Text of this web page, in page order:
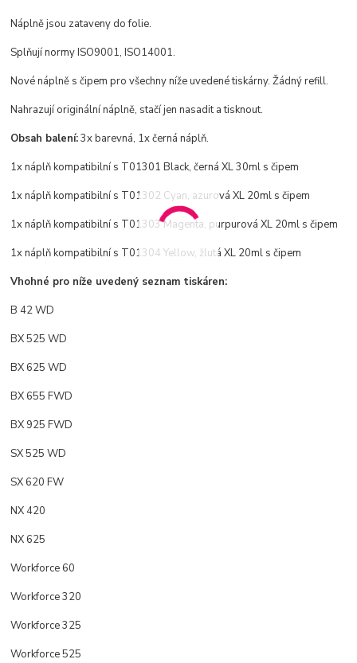
Náplně jsou zataveny do folie.
Splňují normy ISO9001, ISO14001.
Nové náplně s čipem pro všechny níže uvedené tiskárny. Žádný refill.
Nahrazují originální náplně, stačí jen nasadit a tisknout.
Obsah balení:3x barevná, 1x černá náplň.
1x náplň kompatibilní s T01301Black,černá XL 30ml s čipem
1xnáplňkompatibilní s T01302 Cyan, azurová XL 20ml s čipem
1xnáplňkompatibilní s T01303Magenta, purpurová XL 20ml s čipem
1xnáplňkompatibilní s T01304Yellow, žlutá XL 20ml s čipem
Vhohné pro níže uvedený seznam tiskáren:
B 42 WD
BX 525 WD
BX 625 WD
BX 655 FWD
BX 925 FWD
SX 525 WD
SX 620 FW
NX 420
NX 625
Workforce 60
Workforce 320
Workforce 325
Workforce 525